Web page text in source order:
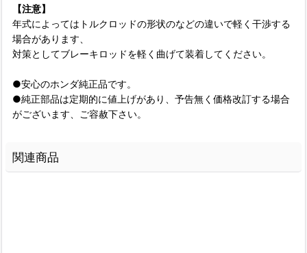
【注意】
年式によってはトルクロッドの形状のなどの違いで軽く干渉する
場合があります、
対策としてブレーキロッドを軽く曲げて装着してください。
●安心のホンダ純正品です。
●純正部品は定期的に値上げがあり、予告無く価格改訂する場合
がございます、ご容赦下さい。
関連商品